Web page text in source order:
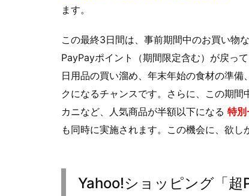
ます。
この最終3日間は、事前期間中のお買い物
PayPayポイント（期間限定含む）が戻っ
日用品の買い溜め、年末年始の食材の準
クになるチャンスです。さらに、この期
カニなど、人気商品が半額以下になる 特別
も同時に実施されます。この機会に、欲し
Yahoo!ショッピング「